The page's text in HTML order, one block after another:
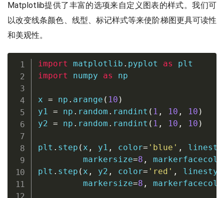
Matplotlib提供了丰富的选项来自定义图表的样式。我们可
以改变线条颜色、线型、标记样式等来使阶梯图更具可读性
和美观性。
import matplotlib . pyplot as
import numpy as np
x = np . arange ( 10 )
y1 = np . random . randint ( 1 , 10 , 10 )
y2 = np . random . randint ( 1 , 10 , 10 )
plt . step ( x , y1 , color= 'blue' ,
         markersize
=8 ,
plt . step ( x , y2 , color= 'red' ,
         markersize
=8 ,